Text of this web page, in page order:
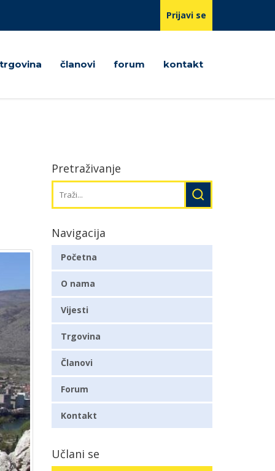
Prijavi se
trgovina članovi forum kontakt
Pretraživanje
Navigacija
Početna
O nama
Vijesti
Trgovina
Članovi
Forum
Kontakt
Učlani se